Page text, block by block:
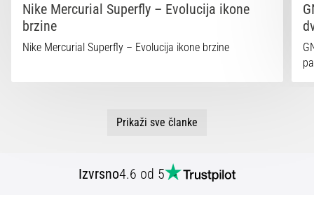
Nike Mercurial Superfly – Evolucija ikone
brzine
Nike Mercurial Superfly – Evolucija ikone brzine
Prikaži sve članke
Izvrsno4.6 od 5